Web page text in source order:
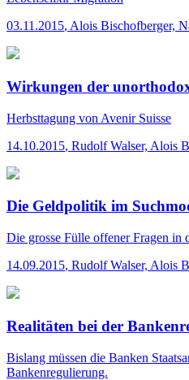
03.11.2015, Alois Bischofberger,
Wirkungen der
Herbsttagung von Avenir Suisse
14.10.2015, Rudolf Walser, Alois
Die Geldpolitik im
Die grosse Fülle offener Fragen in
14.09.2015, Rudolf Walser, Alois
Realitäten bei der
Bislang müssen die Banken
Bankenregulierung.